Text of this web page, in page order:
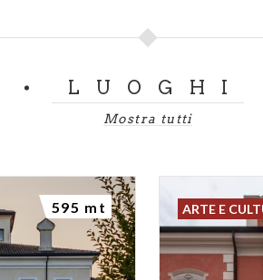
agli spazi di socialità e
rinnovati per mantenere
mostre temporanee e
favorire la collaborazione e
di Marco Mondini, mentre quelle nel
LUOGHI
Mostra tutti
595 mt ARTE E